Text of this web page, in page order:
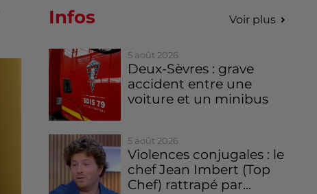
Infos Voir plus
5 août 2026
Deux-Sèvres : grave
accident entre une
voiture et un minibus
5 août 2026
Violences conjugales : le
chef Jean Imbert (Top
Chef) rattrapé par...